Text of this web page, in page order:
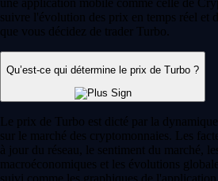
Faites fructifier votre argent. Achetez,
cryptos tendance sans frais* sur
Level Up et profitez de jusqu'à 6 % de
achat avec la carte Visa Crypto.com.
Rejoindre Level Up
Guides et ressources
Tout savoir sur la crypto